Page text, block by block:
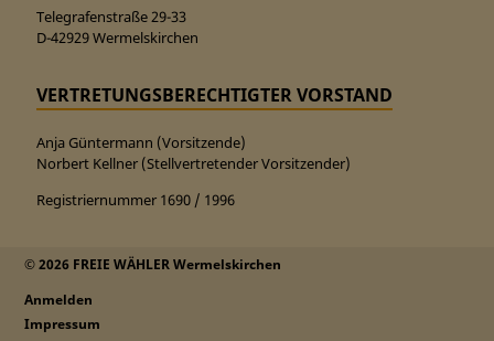
Telegrafenstraße 29-33
D-42929 Wermelskirchen
VERTRETUNGSBERECHTIGTER VORSTAND
Anja Güntermann (Vorsitzende)
Norbert Kellner (Stellvertretender Vorsitzender)
Registriernummer 1690 / 1996
© 2026 FREIE WÄHLER Wermelskirchen
Anmelden
Impressum